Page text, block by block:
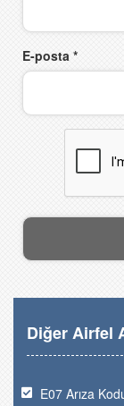
E-posta *
Diğer Airfel
E07 Arıza